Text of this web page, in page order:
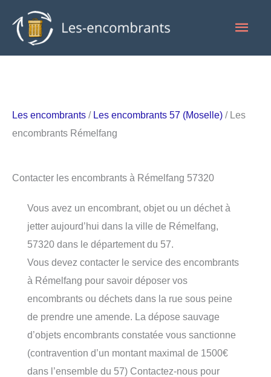
contenu
Les encombrants / Les encombrants 57 (Moselle) / Les
encombrants Rémelfang
Contacter les encombrants à Rémelfang 57320
Vous avez un encombrant, objet ou un déchet à
jetter aujourd’hui dans la ville de Rémelfang,
57320 dans le département du 57.
Vous devez contacter le service des encombrants
à Rémelfang pour savoir déposer vos
encombrants ou déchets dans la rue sous peine
de prendre une amende. La dépose sauvage
d’objets encombrants constatée vous sanctionne
(contravention d’un montant maximal de 1500€
dans l’ensemble du 57) Contactez-nous pour